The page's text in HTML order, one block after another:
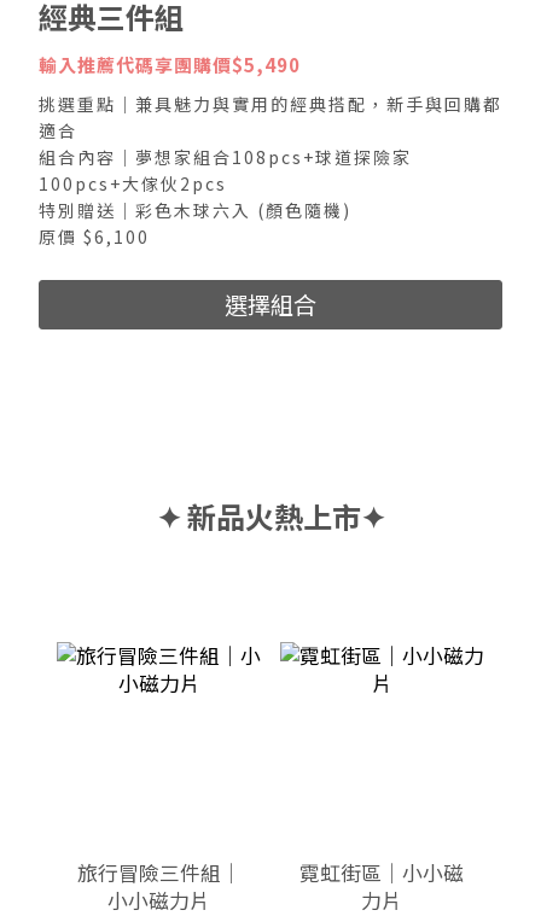
經典三件組
輸入推薦代碼享團購價$5,490
挑選重點｜兼具魅力與實用的經典搭配，新手與回購都
適合
組合內容｜夢想家組合108pcs+球道探險家
100pcs+大傢伙2pcs
特別贈送｜彩色木球六入 (顏色隨機)
原價 $6,100
選擇組合
✦ 新品火熱上市✦
旅行冒險三件組｜
小小磁力片
霓虹街區｜小小磁
力片